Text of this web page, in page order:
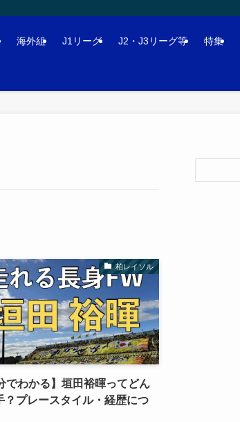
海外組 J1リーグ J2・J3リーグ等 特集
柏レイソル
でわかる】垣田裕暉ってどん
？プレースタイル・経歴につ